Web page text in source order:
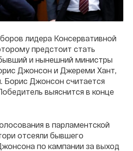
лидера Консервативной
предстоит стать
и нынешний министры
Джонсон и Джереми Хант,
Борис Джонсон считается
выяснится в конце
в парламентской
отсеяли бывшего
по кампании за выход